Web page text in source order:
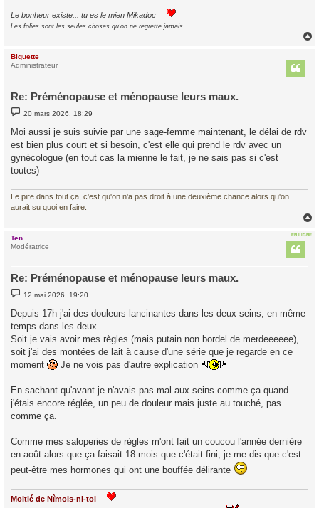
Le bonheur existe... tu es le mien Mikadoc
Les folies sont les seules choses qu'on ne regrette jamais
Biquette
Administrateur
Re: Préménopause et ménopause leurs maux.
M
e
s
s
a
e
20 mars 2026, 18:29
Moi aussi je suis suivie par une sage-femme maintenant, le délai de rdv
est bien plus court et si besoin, c'est elle qui prend le rdv avec un
gynécologue (en tout cas la mienne le fait, je ne sais pas si c'est
toutes)
Le pire dans tout ça, c'est qu'on n'a pas droit à une deuxième chance alors qu'on
aurait su quoi en faire.
EN LIGNE
Ten
Modératrice
Re: Préménopause et ménopause leurs maux.
M
e
s
a
g
e
12 mai 2026, 19:20
Depuis 17h j'ai des douleurs lancinantes dans les deux seins, en même
temps dans les deux.
Soit je vais avoir mes règles (mais putain non bordel de merdeeeeee),
soit j'ai des montées de lait à cause d'une série que je regarde en ce
moment
Je ne vois pas d'autre explication
En sachant qu'avant je n'avais pas mal aux seins comme ça quand
j'étais encore réglée, un peu de douleur mais juste au touché, pas
comme ça.
Comme mes saloperies de règles m'ont fait un coucou l'année dernière
en août alors que ça faisait 18 mois que c'était fini, je me dis que c'est
peut-être mes hormones qui ont une bouffée délirante
Moitié de Nîmois-ni-toi